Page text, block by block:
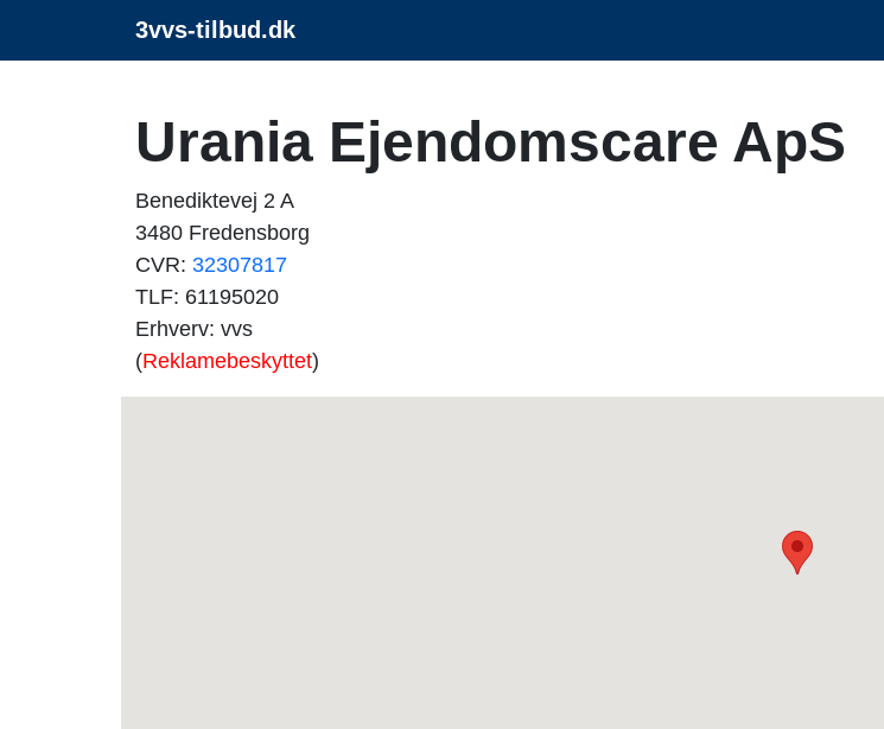
3vvs-tilbud.dk
Urania Ejendomscare ApS
Benediktevej 2 A
3480 Fredensborg
CVR: 32307817
TLF: 61195020
Erhverv: vvs
(Reklamebeskyttet)